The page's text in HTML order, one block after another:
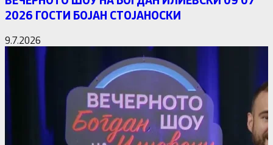
2026 ГОСТИ БОЈАН СТОЈАНОСКИ
9.7.2026